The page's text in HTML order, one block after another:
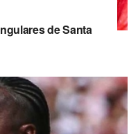
de Santa